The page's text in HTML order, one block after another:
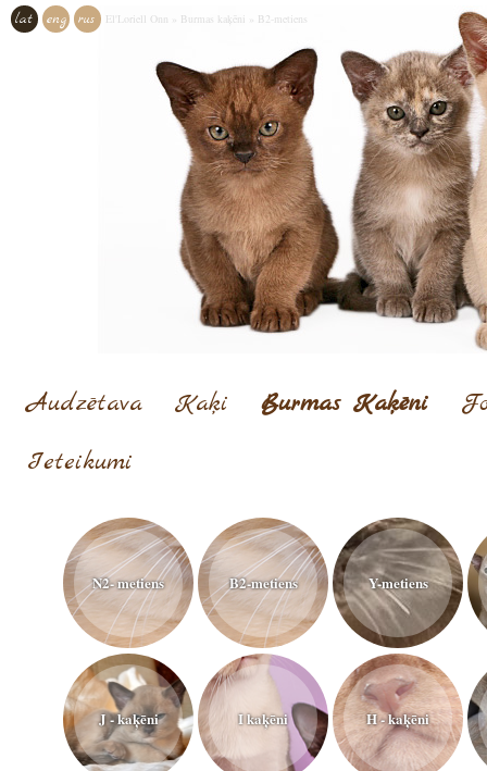
lat eng rus El'Loriell Onn Burmas kaķēni B2-metiens
Audzētava Kaķi Burmas Kaķēni
Ieteikumi
N2- metiens B2-metiens Y-metiens
J - kaķēni I kaķēni H - kaķēni